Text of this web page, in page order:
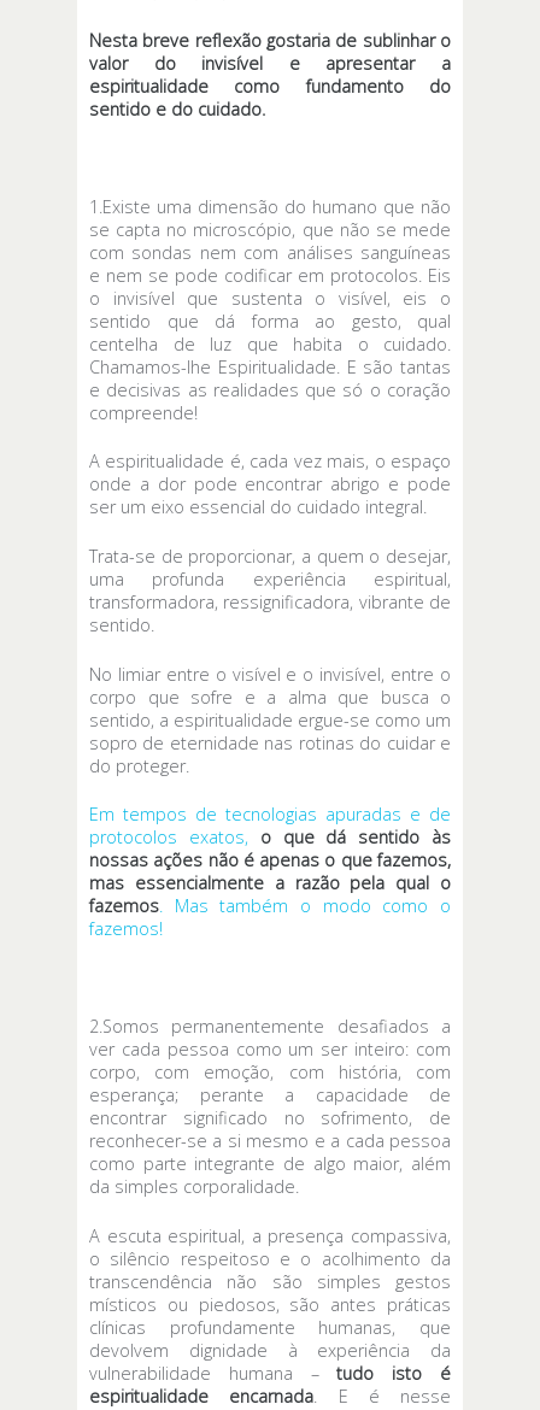
Nesta breve reflexão gostaria de sublinhar o
valor do invisível e apresentar a
espiritualidade como fundamento do
sentido e do cuidado.
1.Existe uma dimensão do humano que não
se capta no microscópio, que não se mede
com sondas nem com análises sanguíneas
e nem se pode codificar em protocolos. Eis
o invisível que sustenta o visível, eis o
sentido que dá forma ao gesto, qual
centelha de luz que habita o cuidado.
Chamamos-lhe Espiritualidade. E são tantas
e decisivas as realidades que só o coração
compreende!
A espiritualidade é, cada vez mais, o espaço
onde a dor pode encontrar abrigo e pode
ser um eixo essencial do cuidado integral.
Trata-se de proporcionar, a quem o desejar,
uma profunda experiência espiritual,
transformadora, ressignificadora, vibrante de
sentido.
No limiar entre o visível e o invisível, entre o
corpo que sofre e a alma que busca o
sentido, a espiritualidade ergue-se como um
sopro de eternidade nas rotinas do cuidar e
do proteger.
Em tempos de tecnologias apuradas e de
protocolos exatos, o que dá sentido às
nossas ações não é apenas o que fazemos,
mas essencialmente a razão pela qual o
fazemos. Mas também o modo como o
fazemos!
2.Somos permanentemente desafiados a
ver cada pessoa como um ser inteiro: com
corpo, com emoção, com história, com
esperança; perante a capacidade de
encontrar significado no sofrimento, de
reconhecer-se a si mesmo e a cada pessoa
como parte integrante de algo maior, além
da simples corporalidade.
A escuta espiritual, a presença compassiva,
o silêncio respeitoso e o acolhimento da
transcendência não são simples gestos
místicos ou piedosos, são antes práticas
clínicas profundamente humanas, que
devolvem dignidade à experiência da
vulnerabilidade humana –tudo isto é
espiritualidade encarnada. E é nesse